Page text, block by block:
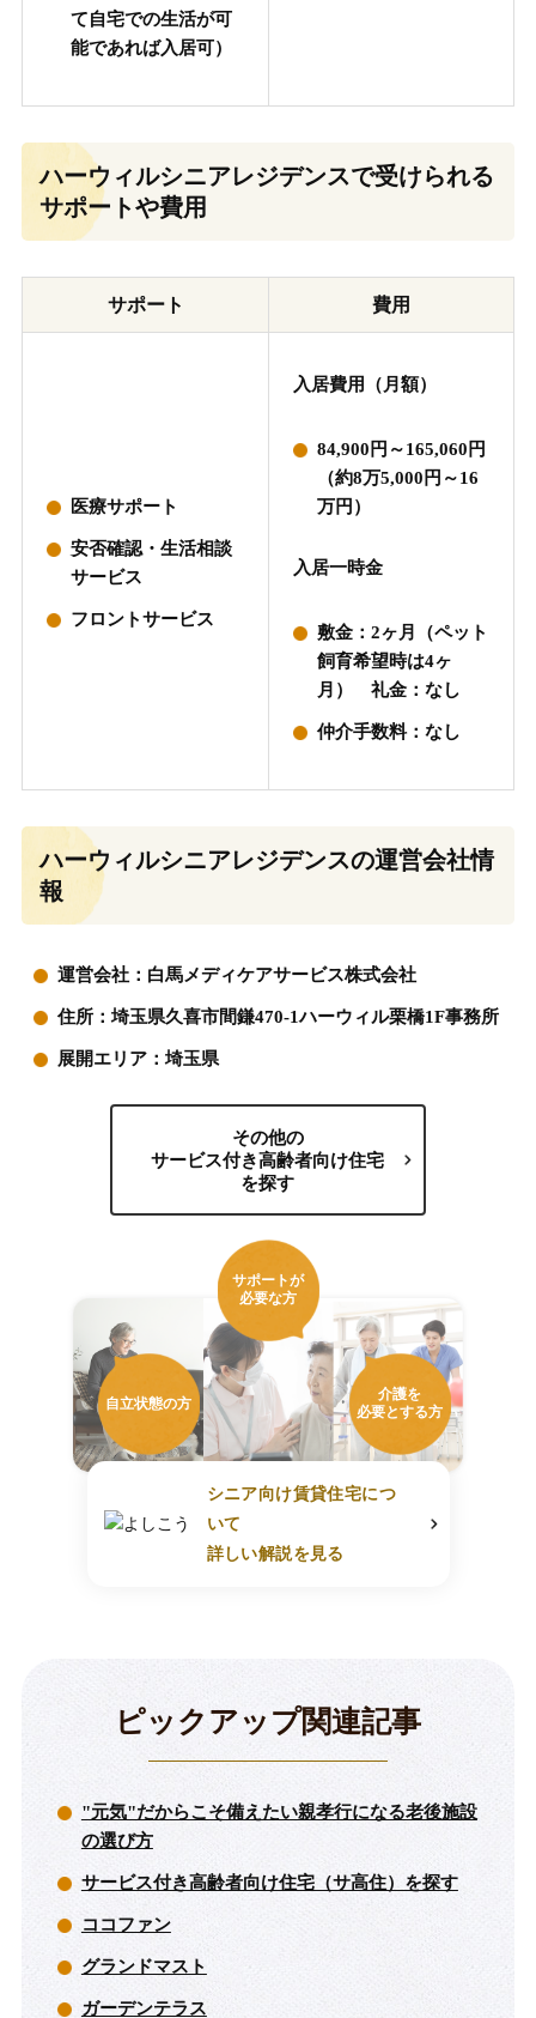
て自宅での生活が可
能であれば入居可）
ハーウィルシニアレジデンスで受けられる
サポートや費用
サポート 費用
医療サポート
安否確認・生活相談
サービス
フロントサービス
入居費用（月額）
84,900円～165,060円
（約8万5,000円～16
万円）
入居一時金
敷金：2ヶ月（ペット
飼育希望時は4ヶ
月） 礼金：なし
仲介手数料：なし
ハーウィルシニアレジデンスの運営会社情
報
運営会社：白馬メディケアサービス株式会社
住所：埼玉県久喜市間鎌470-1ハーウィル栗橋1F事務所
展開エリア：埼玉県
その他の
サービス付き高齢者向け住宅
を探す
自立状態の方
サポートが
必要な方
介護を
必要とする方
シニア向け賃貸住宅につ
いて
詳しい解説を見る
ピックアップ関連記事
"元気"だからこそ備えたい親孝行になる老後施設
の選び方
サービス付き高齢者向け住宅（サ高住）を探す
ココファン
グランドマスト
ガーデンテラス